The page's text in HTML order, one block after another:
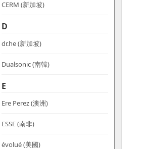
CERM (新加坡)
D
dr.he (新加坡)
Dualsonic (南韓)
E
Ere Perez (澳洲)
ESSE (南非)
évolué (美國)